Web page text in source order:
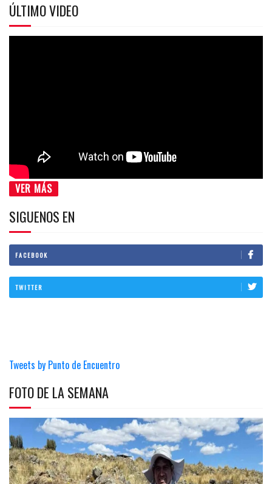
ÚLTIMO VIDEO
VER MÁS
SIGUENOS EN
FACEBOOK
TWITTER
Tweets by Punto de Encuentro
FOTO DE LA SEMANA